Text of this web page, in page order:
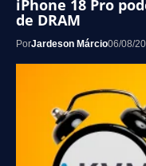
iPhone 18 Pro
de DRAM
PorJardeson Márcio06/08/